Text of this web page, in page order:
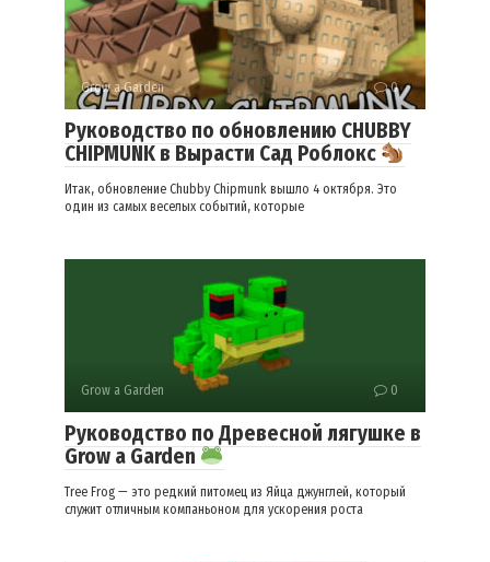
Grow a Garden 0
Руководство по обновлению CHUBBY
CHIPMUNK в Вырасти Сад Роблокс
Итак, обновление Chubby Chipmunk вышло 4 октября. Это
один из самых веселых событий, которые
Grow a Garden 0
Руководство по Древесной лягушке в
Grow a Garden
Tree Frog — это редкий питомец из Яйца джунглей, который
служит отличным компаньоном для ускорения роста